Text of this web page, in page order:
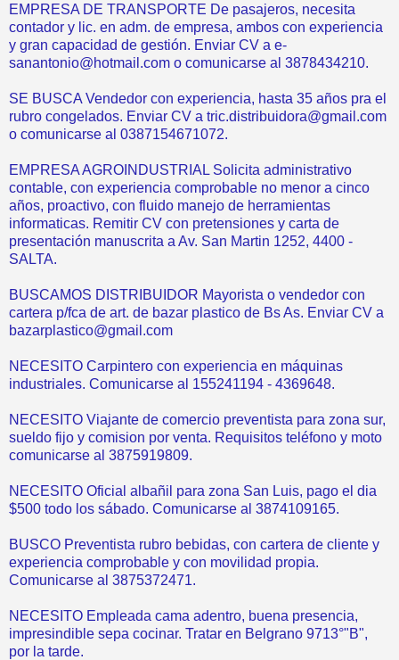
EMPRESA DE TRANSPORTE De pasajeros, necesita
contador y lic. en adm. de empresa, ambos con experiencia
y gran capacidad de gestión. Enviar CV a e-
sanantonio@hotmail.com o comunicarse al 3878434210.
SE BUSCA Vendedor con experiencia, hasta 35 años pra el
rubro congelados. Enviar CV a tric.distribuidora@gmail.com
o comunicarse al 0387154671072.
EMPRESA AGROINDUSTRIAL Solicita administrativo
contable, con experiencia comprobable no menor a cinco
años, proactivo, con fluido manejo de herramientas
informaticas. Remitir CV con pretensiones y carta de
presentación manuscrita a Av. San Martin 1252, 4400 -
SALTA.
BUSCAMOS DISTRIBUIDOR Mayorista o vendedor con
cartera p/fca de art. de bazar plastico de Bs As. Enviar CV a
bazarplastico@gmail.com
NECESITO Carpintero con experiencia en máquinas
industriales. Comunicarse al 155241194 - 4369648.
NECESITO Viajante de comercio preventista para zona sur,
sueldo fijo y comision por venta. Requisitos teléfono y moto
comunicarse al 3875919809.
NECESITO Oficial albañil para zona San Luis, pago el dia
$500 todo los sábado. Comunicarse al 3874109165.
BUSCO Preventista rubro bebidas, con cartera de cliente y
experiencia comprobable y con movilidad propia.
Comunicarse al 3875372471.
NECESITO Empleada cama adentro, buena presencia,
impresindible sepa cocinar. Tratar en Belgrano 9713°"B",
por la tarde.